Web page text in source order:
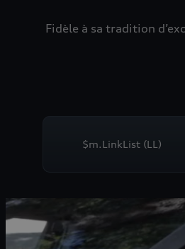
Fidèle à sa tradition
$m.LinkList (LL)